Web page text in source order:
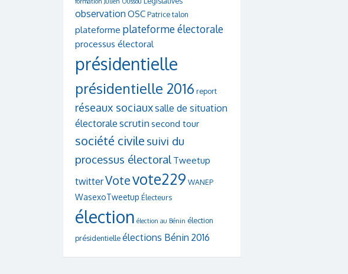
observation OSCPatrice talon
plateforme plateforme électorale
processus électoral
présidentielle
présidentielle 2016 report
réseaux sociauxsalle de situation
électorale scrutinsecond tour
société civile suivi du
processus électoral Tweetup
twitterVotevote229 WANEP
WasexoTweetup Électeurs
élection élection au Bénin élection
présidentielleélections Bénin 2016